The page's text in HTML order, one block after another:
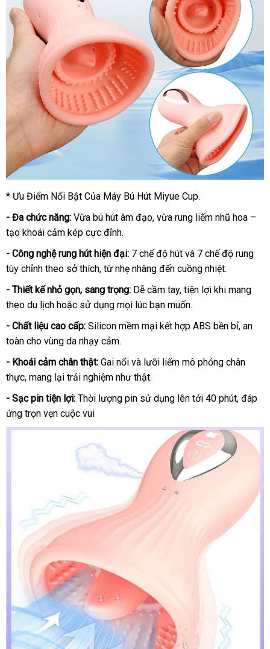
* Ưu Điểm Nổi Bật Của Máy Bú Hút Miyue Cup.
- Đa chức năng: Vừa bú hút âm đạo, vừa rung liếm nhũ hoa –
tạo khoái cảm kép cực đỉnh.
- Công nghệ rung hút hiện đại: 7 chế độ hút và 7 chế độ rung
tùy chỉnh theo sở thích, từ nhẹ nhàng đến cuồng nhiệt.
- Thiết kế nhỏ gọn, sang trọng: Dễ cầm tay, tiện lợi khi mang
theo du lịch hoặc sử dụng mọi lúc bạn muốn.
- Chất liệu cao cấp: Silicon mềm mại kết hợp ABS bền bỉ, an
toàn cho vùng da nhạy cảm.
- Khoái cảm chân thật: Gai nổi và lưỡi liếm mô phỏng chân
thực, mang lại trải nghiệm như thật.
- Sạc pin tiện lợi: Thời lượng pin sử dụng lên tới 40 phút, đáp
ứng trọn vẹn cuộc vui